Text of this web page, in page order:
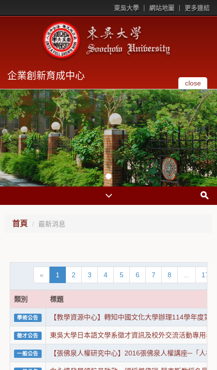
東吳大學 網站地圖 更多連結
企業創新育成中心
close
首頁 最新消息
« 1 2 3 4 5 6 7 8 1719
類別 標題
學術公告 【教學資源中心】轉知中國文化大學辦理114學年度
徵才公告 東吳大學日本語文學系徵才資訊及校外交流活動專用表
一般公告 【張佛泉人權研究中心】2016張佛泉人權講座─「人權